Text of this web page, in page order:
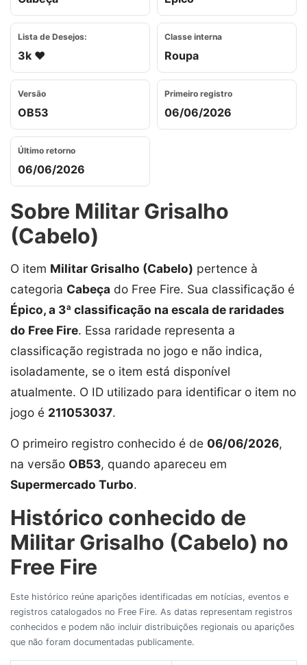
Lista de Desejos:
3k ❤️
Classe interna
Roupa
Versão
OB53
Primeiro registro
06/06/2026
Último retorno
06/06/2026
Sobre Militar Grisalho
(Cabelo)
O item Militar Grisalho (Cabelo) pertence à
categoria Cabeça do Free Fire. Sua classificação é
Épico, a 3ª classificação na escala de raridades
do Free Fire. Essa raridade representa a
classificação registrada no jogo e não indica,
isoladamente, se o item está disponível
atualmente. O ID utilizado para identificar o item no
jogo é 211053037.
O primeiro registro conhecido é de 06/06/2026,
na versão OB53, quando apareceu em
Supermercado Turbo.
Histórico conhecido de
Militar Grisalho (Cabelo) no
Free Fire
Este histórico reúne aparições identificadas em notícias, eventos e
registros catalogados no Free Fire. As datas representam registros
conhecidos e podem não incluir distribuições regionais ou aparições
que não foram documentadas publicamente.